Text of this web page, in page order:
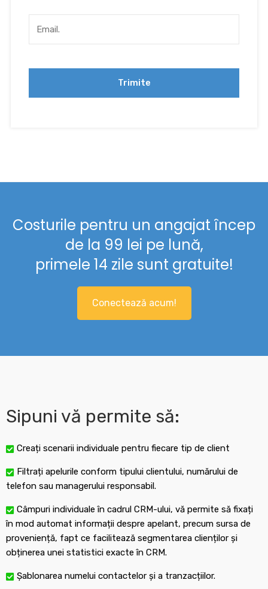
Costurile pentru un angajat încep
de la 99 lei pe lună,
primele 14 zile sunt gratuite!
Conectează acum!
Sipuni vă permite să:
Creați scenarii individuale pentru fiecare tip de client
Filtrați apelurile conform tipului clientului, numărului de
telefon sau managerului responsabil.
Câmpuri individuale în cadrul CRM-ului, vă permite să fixați
în mod automat informații despre apelant, precum sursa de
proveniență, fapt ce facilitează segmentarea clienților și
obținerea unei statistici exacte în CRM.
Șablonarea numelui contactelor și a tranzacțiilor.